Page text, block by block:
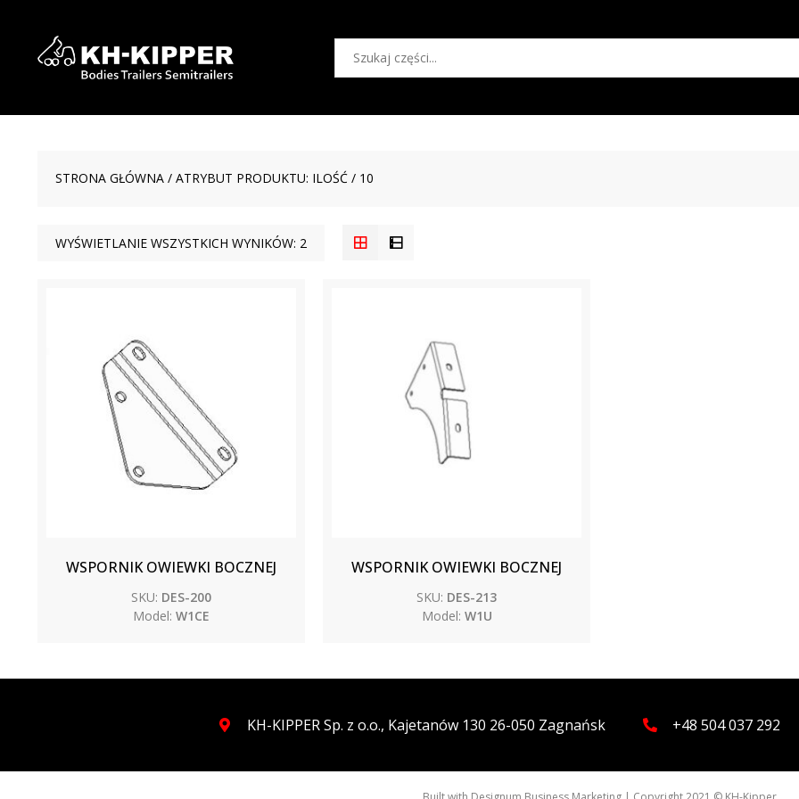
STRONA GŁÓWNA / ATRYBUT PRODUKTU: ILOŚĆ / 10
WYŚWIETLANIE WSZYSTKICH WYNIKÓW: 2
WSPORNIK OWIEWKI BOCZNEJ
SKU: DES-200
Model: W1CE
WSPORNIK OWIEWKI BOCZNEJ
SKU: DES-213
Model: W1U
KH-KIPPER Sp. z o.o., Kajetanów 130 26-050 Zagnańsk +48 504 037 292